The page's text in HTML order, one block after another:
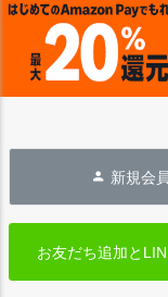
新規会
お友だち追加と